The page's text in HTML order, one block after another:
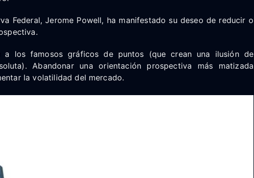
Federal, Jerome Powell, ha manifestado su deseo de reducir o
a los famosos gráficos de puntos (que crean una ilusión de
Abandonar una orientación prospectiva más matizada
la volatilidad del mercado.